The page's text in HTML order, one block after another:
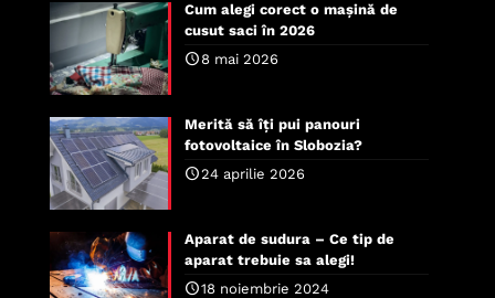
Cum alegi corect o mașină de
cusut saci în 2026
8 mai 2026
Merită să îți pui panouri
fotovoltaice în Slobozia?
24 aprilie 2026
Aparat de sudura – Ce tip de
aparat trebuie sa alegi!
18 noiembrie 2024